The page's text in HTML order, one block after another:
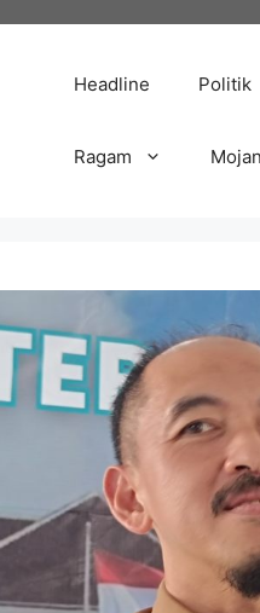
Headline Politik
Ragam